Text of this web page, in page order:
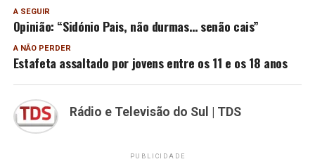
A SEGUIR
Opinião: “Sidónio Pais, não durmas… senão cais”
A NÃO PERDER
Estafeta assaltado por jovens entre os 11 e os 18 anos
Rádio e Televisão do Sul | TDS
PUBLICIDADE